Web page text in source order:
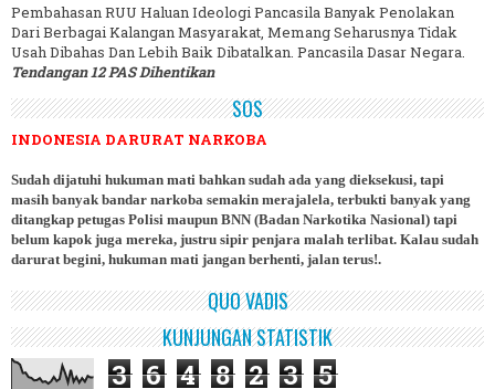
Pembahasan RUU Haluan Ideologi Pancasila Banyak Penolakan
Dari Berbagai Kalangan Masyarakat, Memang Seharusnya Tidak
Usah Dibahas Dan Lebih Baik Dibatalkan. Pancasila Dasar Negara.
Tendangan 12 PAS Dihentikan
SOS
INDONESIA DARURAT NARKOBA
Sudah dijatuhi hukuman mati bahkan sudah ada yang dieksekusi, tapi
masih banyak bandar narkoba semakin merajalela, terbukti banyak yang
ditangkap petugas Polisi maupun BNN (Badan Narkotika Nasional) tapi
belum kapok juga mereka, justru sipir penjara malah terlibat. Kalau sudah
darurat begini, hukuman mati jangan berhenti, jalan terus!.
QUO VADIS
KUNJUNGAN STATISTIK
3 6 4 8 2 3 5